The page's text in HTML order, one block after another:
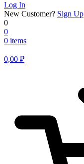
Log In
New Customer? Sign Up
0
0
0 items
0,00 ₽